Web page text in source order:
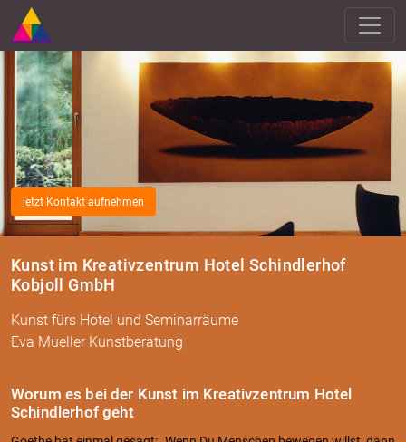
Kunst im Kreativzentrum Hotel Schindlerhof
Kobjoll GmbH
Kunst fürs Hotel und Seminarräume
Eva Mueller Kunstberatung
jetzt Kontakt aufnehmen
Worum es bei der Kunst im Krea­tiv­zen­trum Hotel
Schind­ler­hof geht